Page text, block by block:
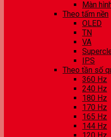
Màn
Theo tấm nền
OLED
TN
VA
IPS
Theo tần số
360 Hz
240 Hz
180 Hz
170 Hz
165 Hz
144 Hz